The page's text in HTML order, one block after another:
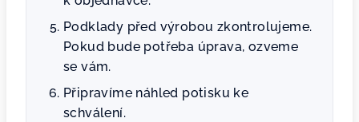
Podklady před výrobou zkontrolujeme.
Pokud bude potřeba úprava, ozveme
se vám.
Připravíme náhled potisku ke
schválení.